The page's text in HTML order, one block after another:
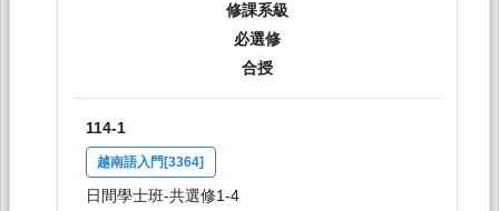
修課系級
必選修
合授
114-1
越南語入門[3364]
日間學士班-共選修1-4